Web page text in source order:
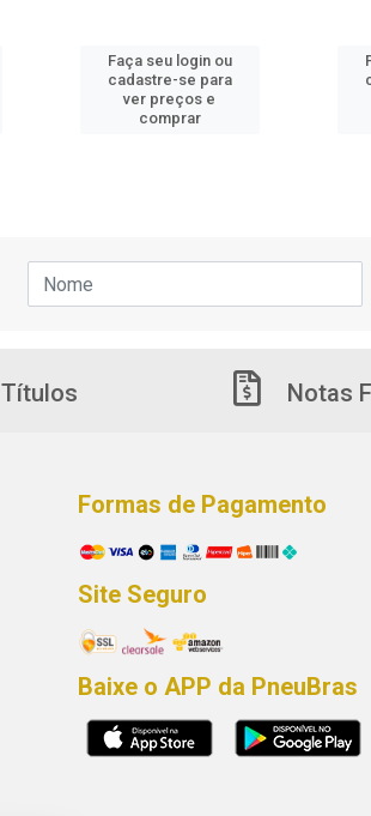
Faça seu login ou
cadastre-se para
ver preços e
comprar
Títulos Notas
Formas de Pagamento
Site Seguro
Baixe o APP da PneuBras